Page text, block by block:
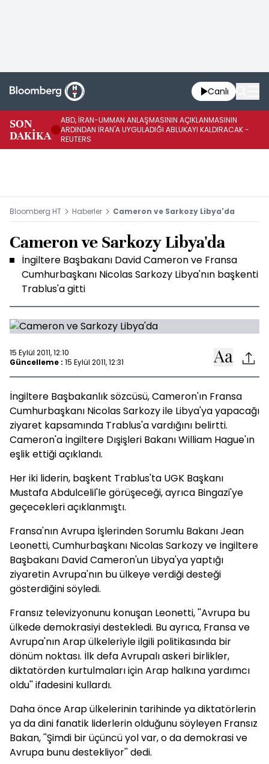
Canlı
SON
DAKİKA
ABD, İRAN-UMMAN ANLAŞMASININ AÇIKLANMASININ
ARDINDAN İRAN'A UYGULADIĞI ABLUKAYI KALDIRACAK -
REUTERS
Bloomberg HT Haberler Cameron ve Sarkozy Libya'da
Cameron ve Sarkozy Libya'da
İngiltere Başbakanı David Cameron ve Fransa
Cumhurbaşkanı Nicolas Sarkozy Libya'nın başkenti
Trablus'a gitti
15 Eylül 2011, 12:10
Güncelleme : 15 Eylül 2011, 12:31
İngiltere Başbakanlık sözcüsü, Cameron'ın Fransa
Cumhurbaşkanı Nicolas Sarkozy ile Libya'ya yapacağı
ziyaret kapsamında Trablus'a vardığını belirtti.
Cameron'a İngiltere Dışişleri Bakanı William Hague'ın
eşlik ettiği açıklandı.
Her iki liderin, başkent Trablus'ta UGK Başkanı
Mustafa Abdulcelil'le görüşeceği, ayrıca Bingazi'ye
geçecekleri açıklanmıştı.
Fransa'nın Avrupa İşlerinden Sorumlu Bakanı Jean
Leonetti, Cumhurbaşkanı Nicolas Sarkozy ve İngiltere
Başbakanı David Cameron'un Libya'ya yaptığı
ziyaretin Avrupa'nın bu ülkeye verdiği desteği
gösterdiğini söyledi.
Fransız televizyonunu konuşan Leonetti, ''Avrupa bu
ülkede demokrasiyi destekledi. Bu ayrıca, Fransa ve
Avrupa'nın Arap ülkeleriyle ilgili politikasında bir
dönüm noktası. İlk defa Avrupalı askeri birlikler,
diktatörden kurtulmaları için Arap halkına yardımcı
oldu'' ifadesini kullardı.
Daha önce Arap ülkelerinin tarihinde ya diktatörlerin
ya da dini fanatik liderlerin olduğunu söyleyen Fransız
Bakan, ''Şimdi bir üçüncü yol var, o da demokrasi ve
Avrupa bunu destekliyor'' dedi.